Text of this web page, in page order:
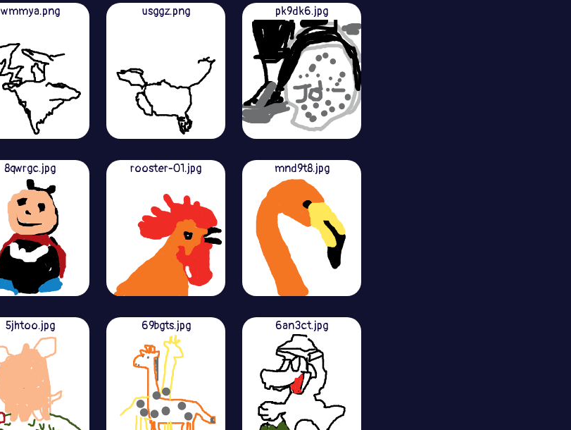
wmmya.png usggz.png pk9dk6.jpg
8qwrgc.jpg rooster-01.jpg mnd9t8.jpg
5jhtoo.jpg 69bgts.jpg 6an3ct.jpg